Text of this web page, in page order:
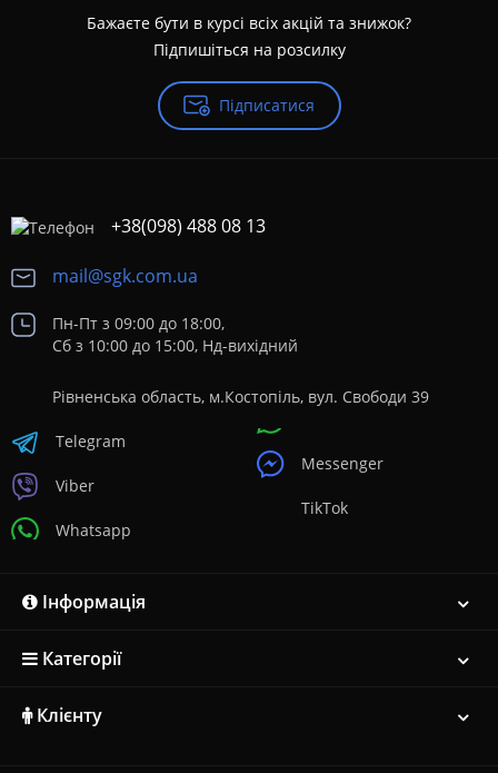
Бажаєте бути в курсі всіх акцій та знижок?
Підпишіться на розсилку
Підписатися
+38(098) 488 08 13
mail@sgk.com.ua
Пн-Пт з 09:00 до 18:00,
Сб з 10:00 до 15:00, Нд-вихідний
Рівненська область, м.Костопіль, вул. Свободи 39
Telegram
Viber
Whatsapp
Messenger
TikTok
Інформація
Категорії
Клієнту